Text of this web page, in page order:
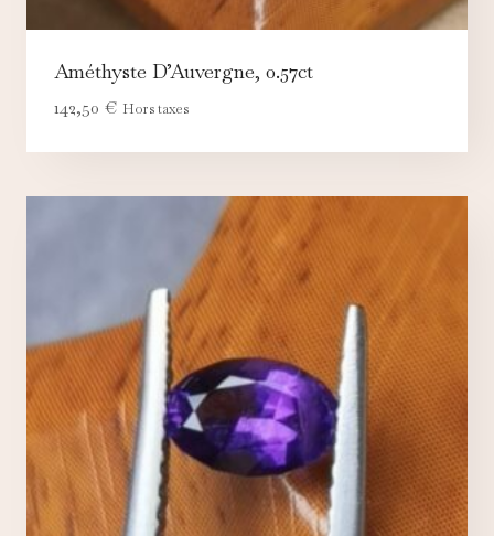
Améthyste D’Auvergne, 0.57ct
142,50 € Hors taxes